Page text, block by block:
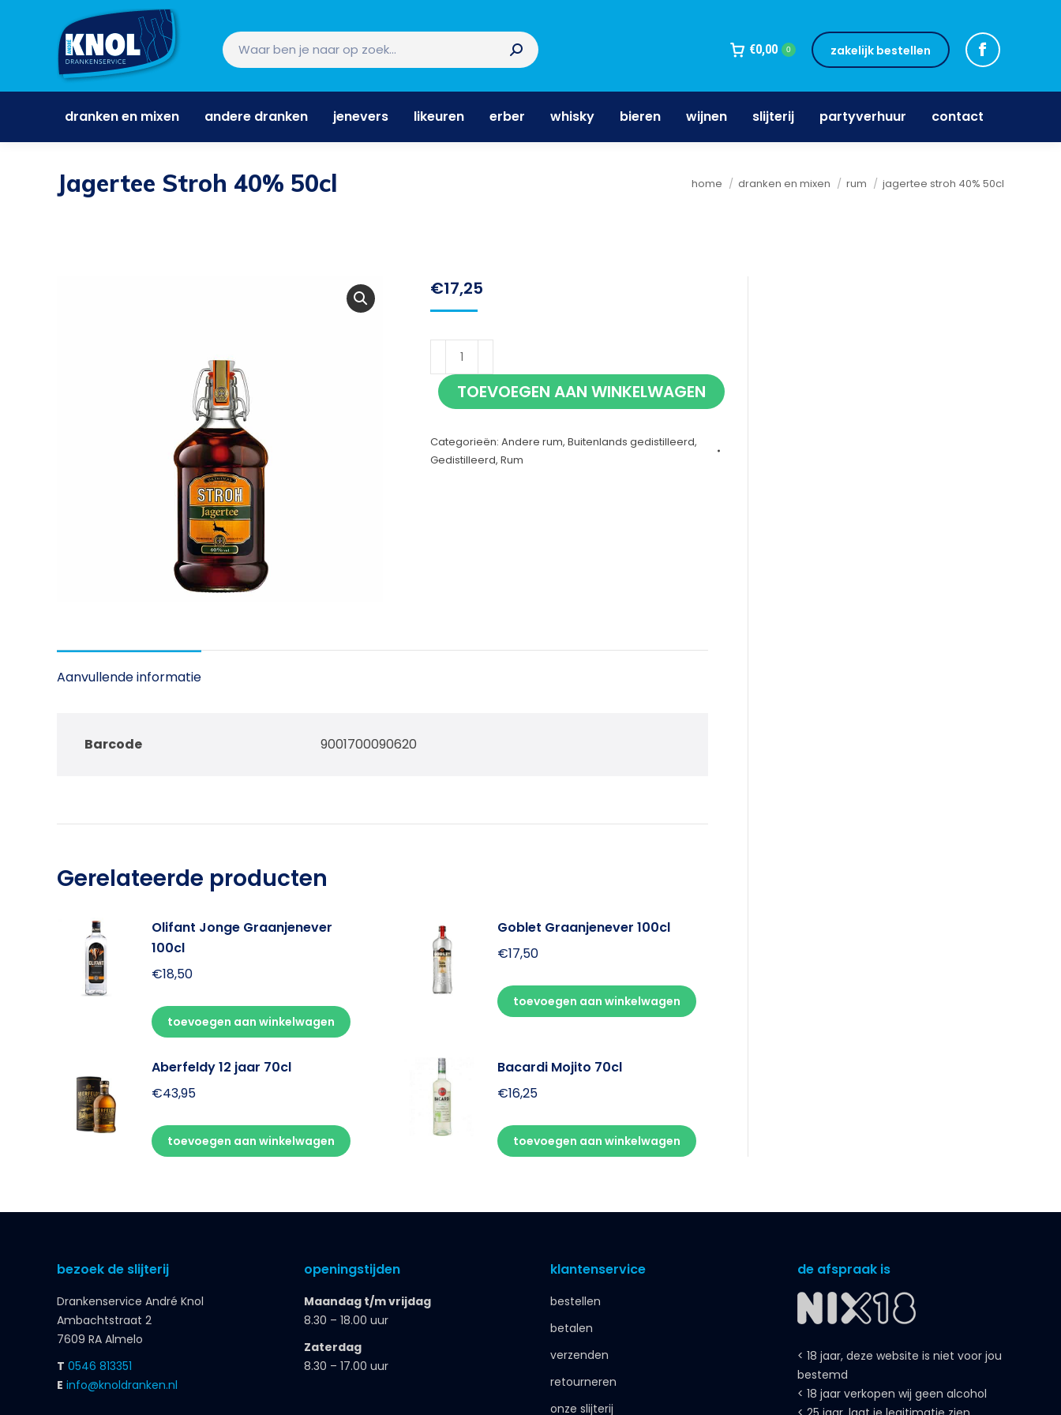
€0,00 0 zakelijk bestellen
dranken en mixen andere dranken jenevers likeuren erber whisky bieren wijnen slijterij partyverhuur contact
Jagertee Stroh 40% 50cl Je bent hier:
home dranken en mixen rum jagertee stroh 40% 50cl
€17,25
Jagertee
Stroh
40%
aantal
TOEVOEGEN AAN WINKELWAGEN
Categorieën: Andere rum, Buitenlands gedistilleerd,
Gedistilleerd, Rum
Aanvullende informatie
Barcode 9001700090620
Gerelateerde producten
Olifant Jonge Graanjenever
100cl
€18,50
toevoegen aan winkelwagen
Goblet Graanjenever 100cl
€17,50
toevoegen aan winkelwagen
Aberfeldy 12 jaar 70cl
€43,95
toevoegen aan winkelwagen
Bacardi Mojito 70cl
€16,25
toevoegen aan winkelwagen
bezoek de slijterij
Drankenservice André Knol
Ambachtstraat 2
7609 RA Almelo
T 0546 813351
E info@knoldranken.nl
openingstijden
Maandag t/m vrijdag
8.30 – 18.00 uur
Zaterdag
8.30 – 17.00 uur
klantenservice
bestellen
betalen
verzenden
retourneren
onze slijterij
de afspraak is
< 18 jaar, deze website is niet voor jou
bestemd
< 18 jaar verkopen wij geen alcohol
dranken en mixen